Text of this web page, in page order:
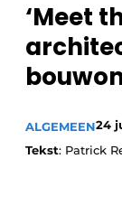
‘Meet
ALGEMEEN24
Tekst: Patrick